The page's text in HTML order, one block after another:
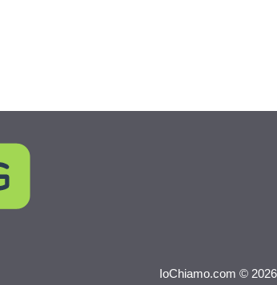
IoChiamo.com ©